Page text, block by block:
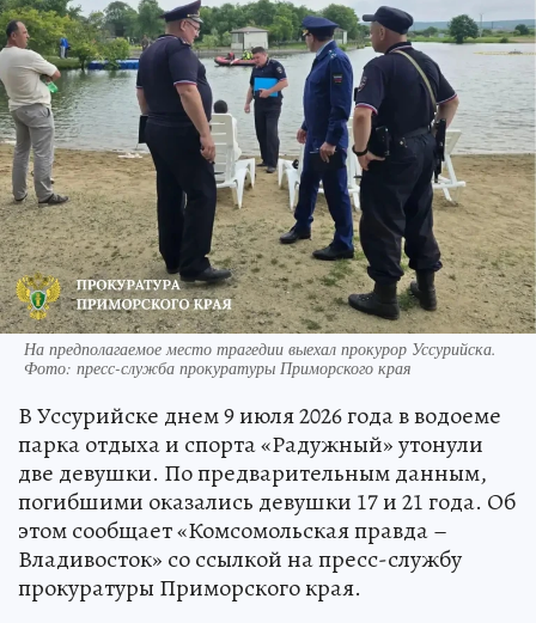
На предполагаемое место трагедии выехал прокурор Уссурийска.
Фото: пресс-служба прокуратуры Приморского края
В Уссурийске днем 9 июля 2026 года в водоеме
парка отдыха и спорта «Радужный» утонули
две девушки. По предварительным данным,
погибшими оказались девушки 17 и 21 года. Об
этом сообщает «Комсомольская правда –
Владивосток» со ссылкой на пресс-службу
прокуратуры Приморского края.